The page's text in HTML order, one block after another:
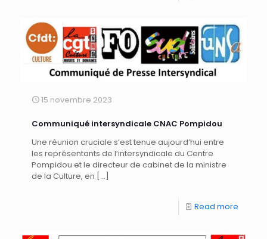
15 novembre 2023
Communiqué intersyndicale CNAC Pompidou
Une réunion cruciale s’est tenue aujourd’hui entre
les représentants de l’intersyndicale du Centre
Pompidou et le directeur de cabinet de la ministre
de la Culture, en […]
Read more